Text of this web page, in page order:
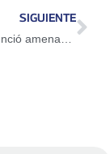
SIGUIENTE
Venezuela denunció amenaza militar de EEUU ante la ONU